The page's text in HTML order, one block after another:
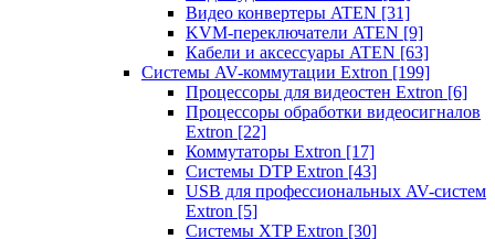
Видео конвертеры ATEN [31]
KVM-переключатели ATEN [9]
Кабели и аксессуары ATEN [63]
Системы AV-коммутации Extron [199]
Процессоры для видеостен Extron [6]
Процессоры обработки видеосигналов
Extron [22]
Коммутаторы Extron [17]
Системы DTP Extron [43]
USB для профессиональных AV-систем
Extron [5]
Системы XTP Extron [30]